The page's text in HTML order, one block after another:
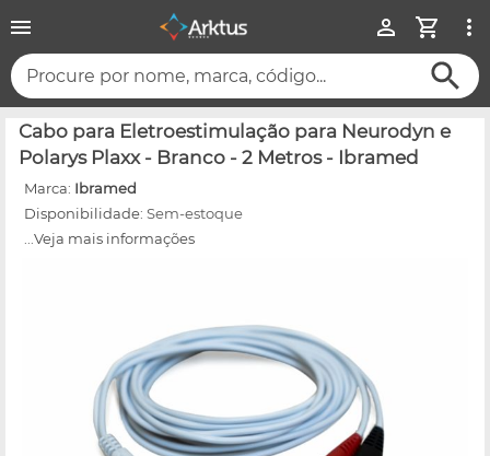
Procure por nome, marca, código...
Cabo para Eletroestimulação para Neurodyn e
Polarys Plaxx - Branco - 2 Metros - Ibramed
Marca: Ibramed
Disponibilidade: Sem-estoque
...Veja mais informações